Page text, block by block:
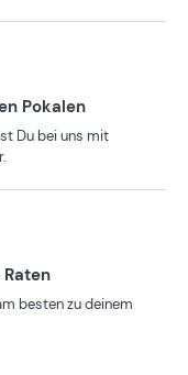
Pokalen
Du bei uns mit
besten zu deinem